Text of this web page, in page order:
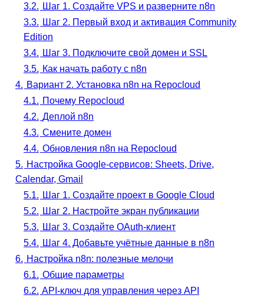
3.2. Шаг 1. Создайте VPS и разверните n8n
3.3. Шаг 2. Первый вход и активация Community
Edition
3.4. Шаг 3. Подключите свой домен и SSL
3.5. Как начать работу с n8n
4. Вариант 2. Установка n8n на Repocloud
4.1. Почему Repocloud
4.2. Деплой n8n
4.3. Смените домен
4.4. Обновления n8n на Repocloud
5. Настройка Google-сервисов: Sheets, Drive,
Calendar, Gmail
5.1. Шаг 1. Создайте проект в Google Cloud
5.2. Шаг 2. Настройте экран публикации
5.3. Шаг 3. Создайте OAuth-клиент
5.4. Шаг 4. Добавьте учётные данные в n8n
6. Настройка n8n: полезные мелочи
6.1. Общие параметры
6.2. API-ключ для управления через API